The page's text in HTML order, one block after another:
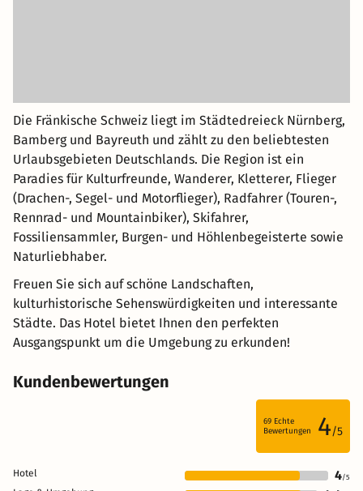
Die Fränkische Schweiz liegt im Städtedreieck Nürnberg,
Bamberg und Bayreuth und zählt zu den beliebtesten
Urlaubsgebieten Deutschlands. Die Region ist ein
Paradies für Kulturfreunde, Wanderer, Kletterer, Flieger
(Drachen-, Segel- und Motorflieger), Radfahrer (Touren-,
Rennrad- und Mountainbiker), Skifahrer,
Fossiliensammler, Burgen- und Höhlenbegeisterte sowie
Naturliebhaber.
Freuen Sie sich auf schöne Landschaften,
kulturhistorische Sehenswürdigkeiten und interessante
Städte. Das Hotel bietet Ihnen den perfekten
Ausgangspunkt um die Umgebung zu erkunden!
Kundenbewertungen
69 Echte
Bewertungen
4/5
Hotel 4/5